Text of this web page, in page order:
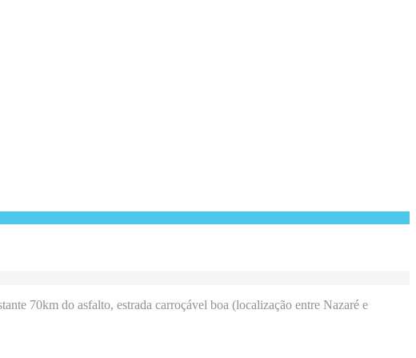
70km do asfalto, estrada carroçável boa (localização entre Nazaré e